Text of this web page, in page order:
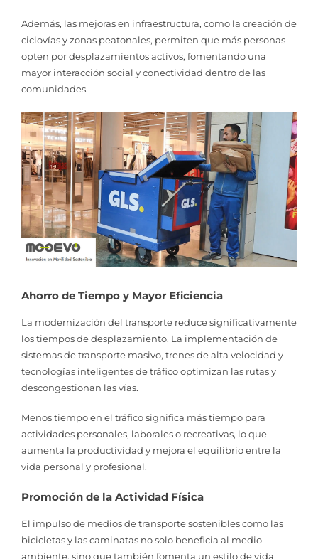
Además, las mejoras en infraestructura, como la creación de
ciclovías y zonas peatonales, permiten que más personas
opten por desplazamientos activos, fomentando una
mayor interacción social y conectividad dentro de las
comunidades.
Ahorro de Tiempo y Mayor Eficiencia
La modernización del transporte reduce significativamente
los tiempos de desplazamiento. La implementación de
sistemas de transporte masivo, trenes de alta velocidad y
tecnologías inteligentes de tráfico optimizan las rutas y
descongestionan las vías.
Menos tiempo en el tráfico significa más tiempo para
actividades personales, laborales o recreativas, lo que
aumenta la productividad y mejora el equilibrio entre la
vida personal y profesional.
Promoción de la Actividad Física
El impulso de medios de transporte sostenibles como las
bicicletas y las caminatas no solo beneficia al medio
ambiente, sino que también fomenta un estilo de vida